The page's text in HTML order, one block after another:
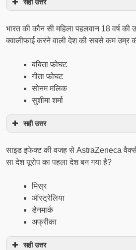
सही उत्तर
भारत की कौन सी महिला पहलवान 18 वर्ष
क्वालीफाई करने वाली देश की सबसे कम उम्र
बबिता फोघट
गीता फोघट
सोनम मलिक
सुशीमा शर्मा
सही उत्तर
साइड इफेक्‍ट की वजह से AstraZeneca
सा देश यूरोप का पहला देश बन गया है?
मिस्र
ऑस्ट्रेलिया
डेनमार्क
अफ्रीका
सही उत्तर